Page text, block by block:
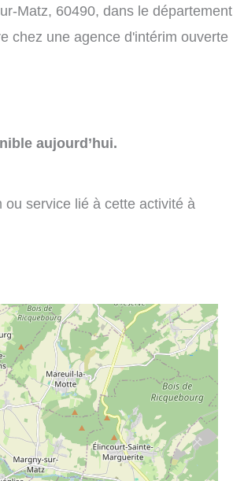
Matz, 60490, dans le département
chez une agence d'intérim ouverte
aujourd’hui.
service lié à cette activité à